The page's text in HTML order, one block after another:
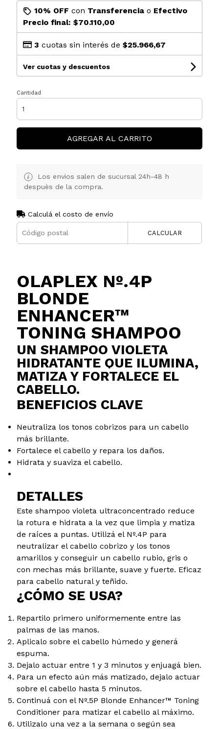
10% OFF con Transferenciao Efectivo
Precio final: $70.110,00
3 cuotas sin interés de $25.966,67
Ver cuotas y descuentos
Cantidad
AGREGAR AL CARRITO
Los envios salen de sucursal 24h-48 h
despuès de la compra.
Calculá el costo de envío
CALCULAR
OLAPLEX Nº.4P
BLONDE
ENHANCER™
TONING SHAMPOO
UN SHAMPOO VIOLETA
HIDRATANTE QUE ILUMINA,
MATIZA Y FORTALECE EL
CABELLO.
BENEFICIOS CLAVE
Neutraliza los tonos cobrizos para un cabello
más brillante.
Fortalece el cabello y repara los daños.
Hidrata y suaviza el cabello.
DETALLES
Este shampoo violeta ultraconcentrado reduce
la rotura e hidrata a la vez que limpia y matiza
de raíces a puntas. Utilizá el Nº.4P para
neutralizar el cabello cobrizo y los tonos
amarillos y conseguir un cabello rubio, gris o
con mechas más brillante, suave y fuerte. Eficaz
para cabello natural y teñido.
¿CÓMO SE USA?
Repartilo primero uniformemente entre las
palmas de las manos.
Aplicalo sobre el cabello húmedo y generá
espuma.
Dejalo actuar entre 1 y 3 minutos y enjuagá bien.
Para un efecto aún más matizado, dejalo actuar
sobre el cabello hasta 5 minutos.
Continuá con el Nº.5P Blonde Enhancer™ Toning
Conditioner para matizar el cabello al máximo.
Utilizalo una vez a la semana o según sea